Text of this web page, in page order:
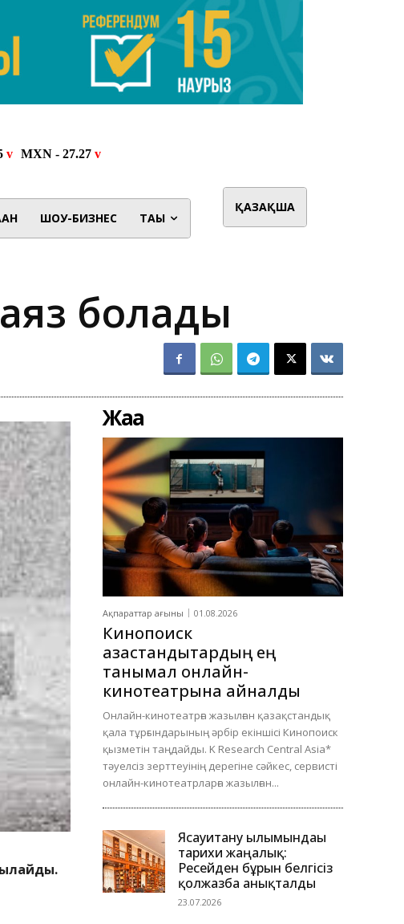
ШОУ-БИЗНЕС ТАҒЫ
ҚАЗАҚША
аяз болады
Жаңа
Ақпараттар ағыны 01.08.2026
Кинопоиск
қазақстандықтардың ең
танымал онлайн-
кинотеатрына айналды
Онлайн-кинотеатрға жазылған қазақстандық
қала тұрғындарының әрбір екіншісі Кинопоиск
қызметін таңдайды. K Research Central Asia*
тәуелсіз зерттеуінің дерегіне сәйкес, сервисті
онлайн-кинотеатрларға жазылған...
Ясауитану ғылымындағы
тарихи жаңалық:
Ресейден бұрын белгісіз
қолжазба анықталды
23.07.2026